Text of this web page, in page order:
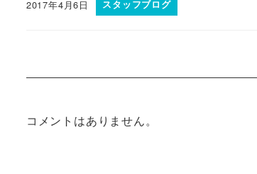
2017年4月6日 スタッフブログ
コメントはありません。